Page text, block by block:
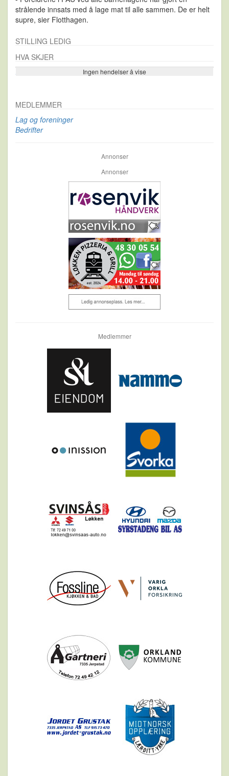
strålende innsats med å lage mat til alle sammen. De er helt
supre, sier Flotthagen.
STILLING LEDIG
HVA SKJER
Ingen hendelser å vise
Se flere…
MEDLEMMER
Lag og foreninger
Bedrifter
Annonser
Annonser
Medlemmer